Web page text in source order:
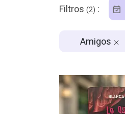
Filtros (2) :
Amigos